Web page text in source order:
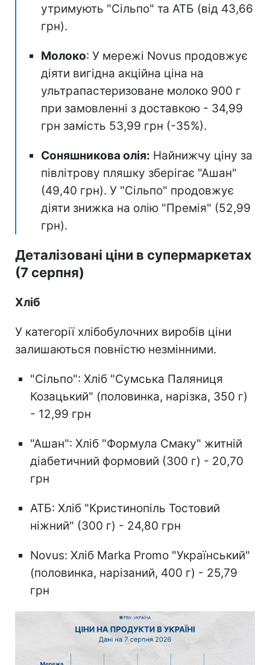
утримують "Сільпо" та АТБ (від 43,66
грн).
Молоко: У мережі Novus продовжує
діяти вигідна акційна ціна на
ультрапастеризоване молоко 900 г
при замовленні з доставкою - 34,99
грн замість 53,99 грн (-35%).
Соняшникова олія: Найнижчу ціну за
півлітрову пляшку зберігає "Ашан"
(49,40 грн). У "Сільпо" продовжує
діяти знижка на олію "Премія" (52,99
грн).
Деталізовані ціни в супермаркетах
(7 серпня)
Хліб
У категорії хлібобулочних виробів ціни
залишаються повністю незмінними.
"Сільпо": Хліб "Сумська Паляниця
Козацький" (половинка, нарізка, 350 г)
- 12,99 грн
"Ашан": Хліб "Формула Смаку" житній
діабетичний формовий (300 г) - 20,70
грн
АТБ: Хліб "Кристинопіль Тостовий
ніжний" (300 г) - 24,80 грн
Novus: Хліб Marka Promo "Український"
(половинка, нарізаний, 400 г) - 25,79
грн